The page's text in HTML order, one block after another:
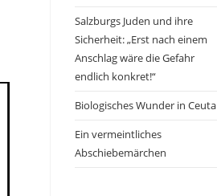
Salzburgs Juden und ihre
Sicherheit: „Erst nach einem
Anschlag wäre die Gefahr
endlich konkret!“
Biologisches Wunder in Ceuta
Ein vermeintliches
Abschiebemärchen